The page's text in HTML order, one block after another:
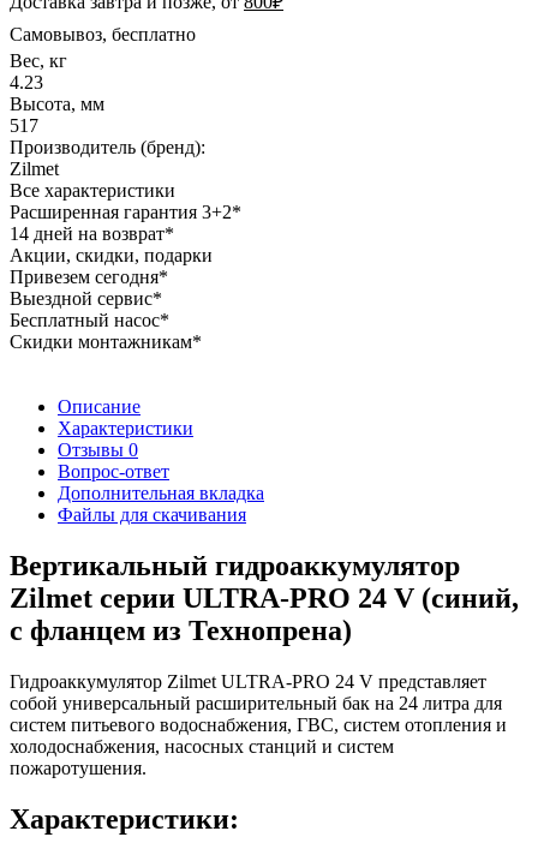
Самовывоз, бесплатно
Вес, кг
4.23
Высота, мм
517
Производитель (бренд):
Zilmet
Все характеристики
Расширенная гарантия 3+2*
14 дней на возврат*
Акции, скидки, подарки
Привезем сегодня*
Выездной сервис*
Бесплатный насос*
Скидки монтажникам*
Описание
Характеристики
Отзывы 0
Вопрос-ответ
Дополнительная вкладка
Файлы для скачивания
Вертикальный гидроаккумулятор
Zilmet серии ULTRA-PRO 24 V (синий,
с фланцем из Технопрена)
Гидроаккумулятор Zilmet ULTRA-PRO 24 V представляет
собой универсальный расширительный бак на 24 литра для
систем питьевого водоснабжения, ГВС, систем отопления и
холодоснабжения, насосных станций и систем
пожаротушения.
Характеристики: